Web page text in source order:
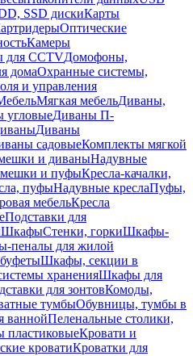
SSD дискиКарты
Оптические
Камеры
для CCTVДомофоны,
домаОхранные системы,
и управления
Мягкая мебельДиваны,
угловыеДиваны П-
Диваны
садовыеКомплекты мягкой
мешки и диваныНадувные
мешки и пуфыКресла-качалки,
пуфыНадувные креслаПуфы,
мебельКресла
Подставки для
ШкафыСтенки, горкиШкафы-
пеналы для жилой
Шкафы, секции в
храненияШкафы для
для зонтовКомоды,
тумбыОбувницы, тумбы в
ваннойПеленальные столики,
пластиковыеКровати и
кроватиКроватки для